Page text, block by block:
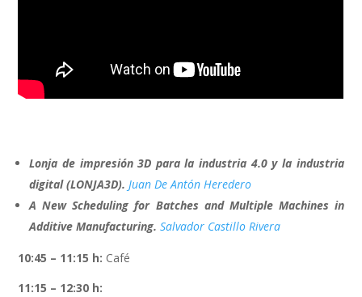
Lonja de impresión 3D para la industria 4.0 y la industria
digital (LONJA3D). Juan De Antón Heredero
A New Scheduling for Batches and Multiple Machines in
Additive Manufacturing. Salvador Castillo Rivera
10:45 – 11:15 h: Café
11:15 – 12:30 h: